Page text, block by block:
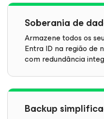
Soberania de
Armazene todos os
Entra ID na região de
com redundância
Backup